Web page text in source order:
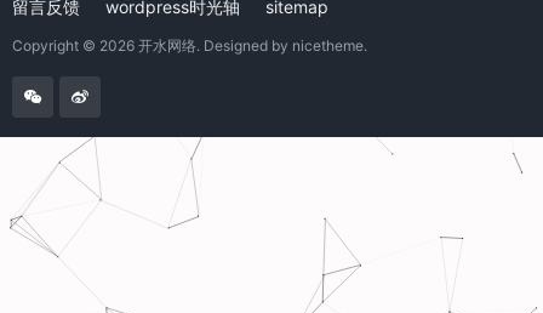
留言反馈 wordpress时光轴 sitemap
Copyright © 2026 开水网络. Designed by nicetheme.